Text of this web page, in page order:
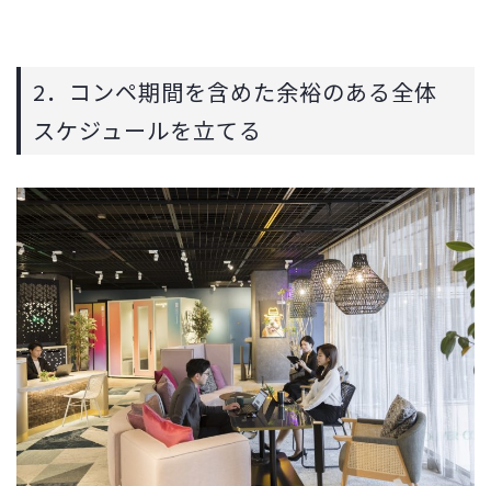
2．コンペ期間を含めた余裕のある全体
スケジュールを立てる